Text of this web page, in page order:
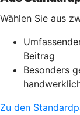
Wählen Sie aus
Beitrag
Besonders
Zu den